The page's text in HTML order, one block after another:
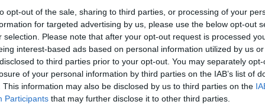
opt-out of the sale, sharing to third parties, or processing of your
for targeted advertising by us, please use the below opt-out
selection. Please note that after your opt-out request is processed
interest-based ads based on personal information utilized by us
to third parties prior to your opt-out. You may separately
of your personal information by third parties on the IAB’s list of
This information may also be disclosed by us to third parties on the
Participants that may further disclose it to other third parties.
Link másolása
autóvadász egyesület szerint ez